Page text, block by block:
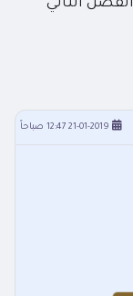
الثاني
21-01-2019 12:47 صباحاً